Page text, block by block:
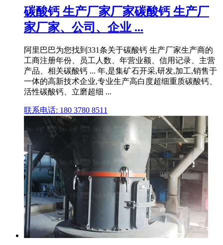
碳酸钙 生产厂家厂家碳酸钙 生产厂
家厂家、公司、企业 ...
阿里巴巴为您找到331条关于碳酸钙 生产厂家生产商的
工商注册年份、员工人数、年营业额、信用记录、主营
产品、相关碳酸钙 ... 年,是集矿石开采,研发,加工,销售于
一体的高新技术企业,专业生产高白度超细重质碳酸钙、
活性碳酸钙、立磨超细 ...
联系电话: 180 3780 8511